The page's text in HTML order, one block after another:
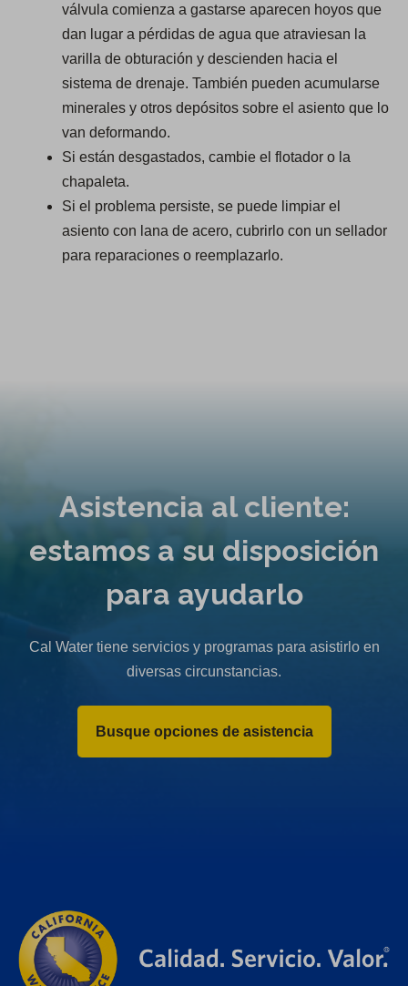
válvula comienza a gastarse aparecen hoyos que
dan lugar a pérdidas de agua que atraviesan la
varilla de obturación y descienden hacia el
sistema de drenaje. También pueden acumularse
minerales y otros depósitos sobre el asiento que lo
van deformando.
Si están desgastados, cambie el flotador o la
chapaleta.
Si el problema persiste, se puede limpiar el
asiento con lana de acero, cubrirlo con un sellador
para reparaciones o reemplazarlo.
Asistencia al cliente:
estamos a su disposición
para ayudarlo
Cal Water tiene servicios y programas para asistirlo en
diversas circunstancias.
Busque opciones de asistencia